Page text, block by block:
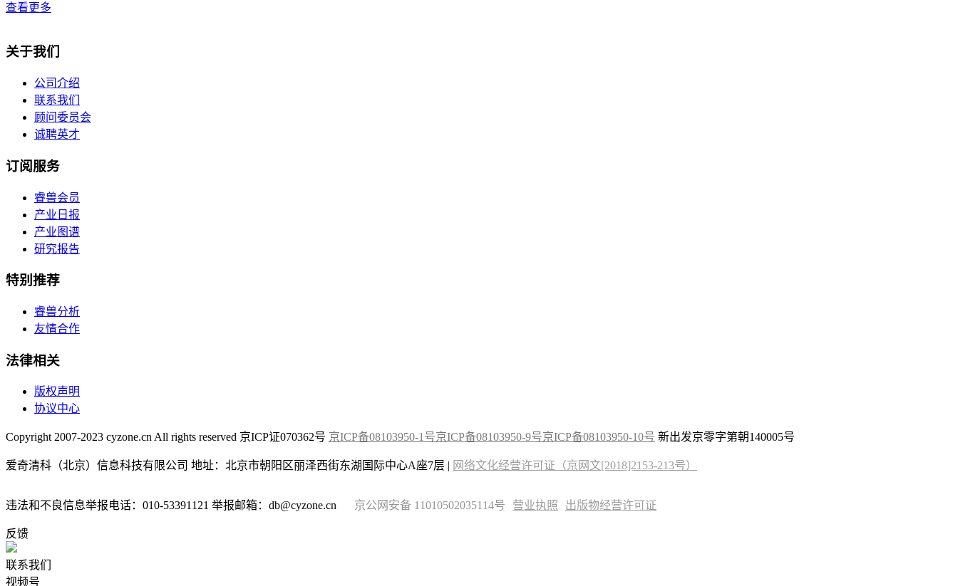
查看更多
关于我们
公司介绍
联系我们
顾问委员会
诚聘英才
订阅服务
睿兽会员
产业日报
产业图谱
研究报告
特别推荐
睿兽分析
友情合作
法律相关
版权声明
协议中心
Copyright 2007-2023 cyzone.cn All rights reserved 京ICP证070362号 京ICP备08103950-1号京ICP备08103950-9号京ICP备08103950-10号 新出发京零字第朝140005号
爱奇清科（北京）信息科技有限公司 地址：北京市朝阳区丽泽西街东湖国际中心A座7层 | 网络文化经营许可证（京网文[2018]2153-213号）
违法和不良信息举报电话：010-53391121 举报邮箱：db@cyzone.cn 京公网安备 11010502035114号 营业执照 出版物经营许可证
反馈
联系我们
视频号